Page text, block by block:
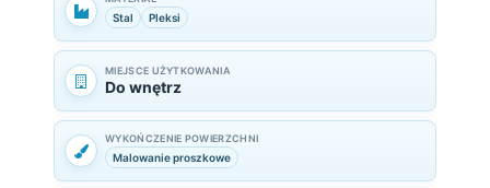
Stal Pleksi
MIEJSCE UŻYTKOWANIA
Do wnętrz
WYKOŃCZENIE POWIERZCHNI
Malowanie proszkowe